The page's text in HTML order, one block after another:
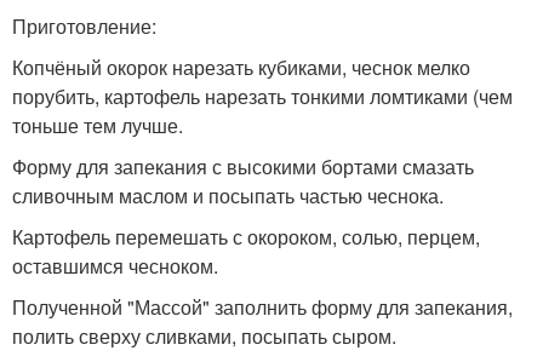
Приготовление:
Копчёный окорок нарезать кубиками, чеснок мелко
порубить, картофель нарезать тонкими ломтиками (чем
тоньше тем лучше.
Форму для запекания с высокими бортами смазать
сливочным маслом и посыпать частью чеснока.
Картофель перемешать с окороком, солью, перцем,
оставшимся чесноком.
Полученной "Массой" заполнить форму для запекания,
полить сверху сливками, посыпать сыром.